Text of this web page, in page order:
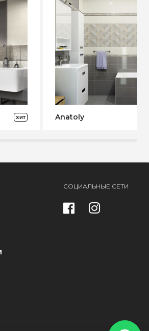
ХИТ Anatoly
СОЦИАЛЬНЫЕ СЕТИ